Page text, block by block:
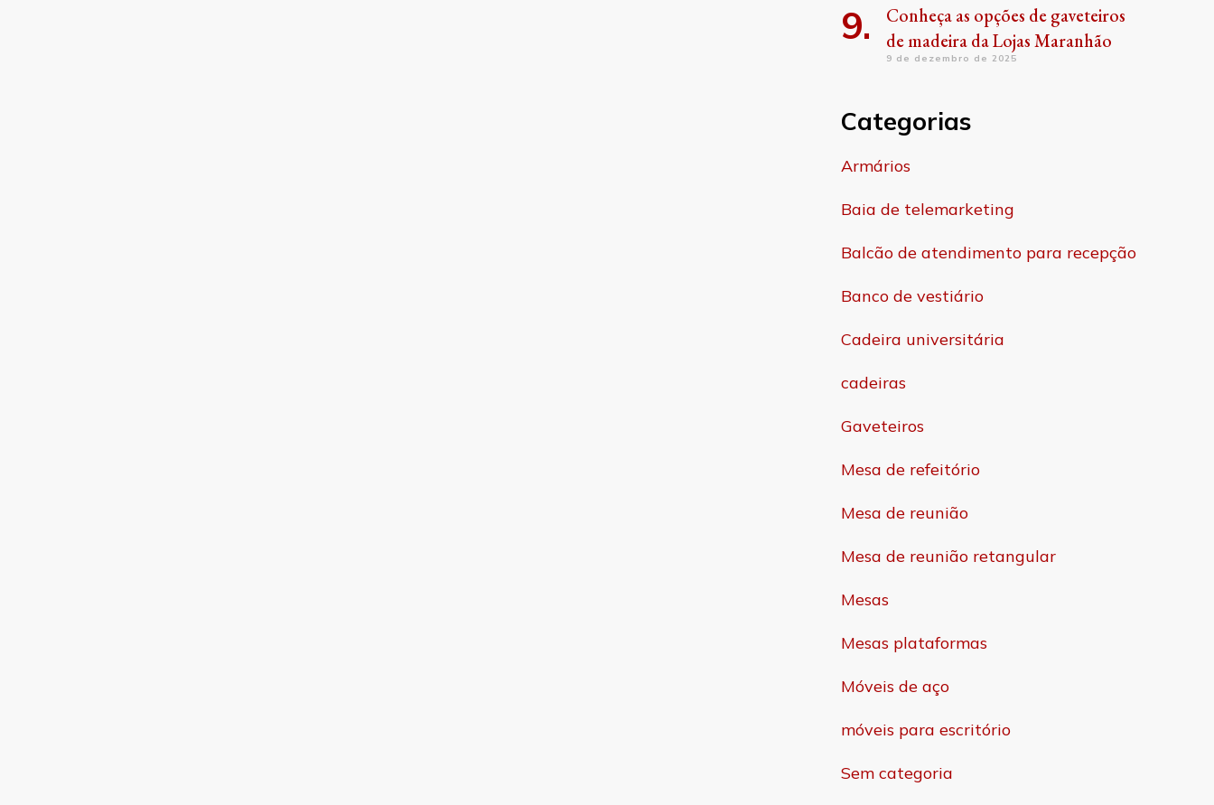
Conheça as opções de gaveteiros
de madeira da Lojas Maranhão
9 de dezembro de 2025
Categorias
Armários
Baia de telemarketing
Balcão de atendimento para recepção
Banco de vestiário
Cadeira universitária
cadeiras
Gaveteiros
Mesa de refeitório
Mesa de reunião
Mesa de reunião retangular
Mesas
Mesas plataformas
Móveis de aço
móveis para escritório
Sem categoria